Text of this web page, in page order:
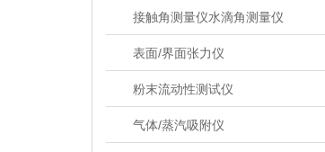
接触角测量仪水滴角测量仪
表面/界面张力仪
粉末流动性测试仪
气体/蒸汽吸附仪